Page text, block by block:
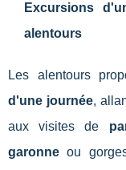
Excursions
alentours
Les alentours
d'une journée,
aux visites de
garonne ou